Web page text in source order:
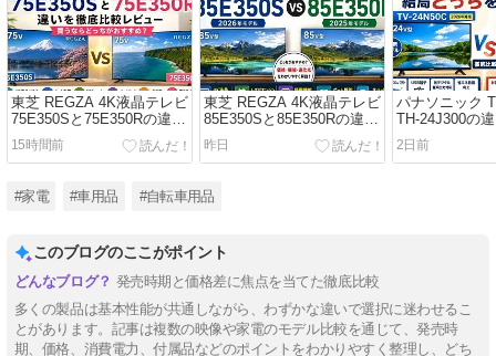
東芝 REGZA 4K液晶テレビ
75E350Sと75E350Rの違い
を徹底比較レビュー｜買う
ならどっちがおすすめ？
15時間前
東芝 REGZA 4K液晶テレビ
85E350Sと85E350Rの違い
を徹底比較レビュー｜買う
ならどっちがおすすめ？
昨日
パナソニック
TH-24J300の
較レビュー｜
ちがおすすめ？
2日前
#家電 #車用品 #自転車用品
このブログのここがポイント
発売時期と価格差に焦点を当てた徹底比較
多くの製品は基本性能が共通しながら、わずかな違いで選択に迷わせるこ
とがあります。記事は複数の映像や家電のモデル比較を通じて、発売時
期、価格、消費電力、付属品などのポイントをわかりやすく整理し、どち